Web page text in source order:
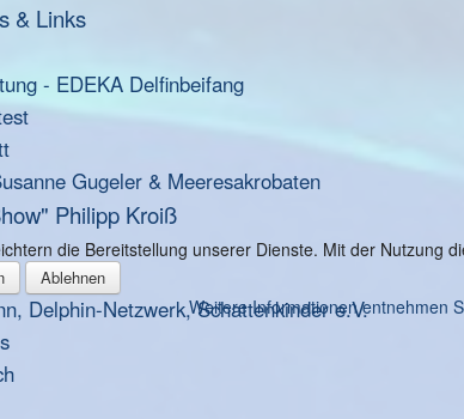
& Links
- EDEKA Delfinbeifang
Gugeler & Meeresakrobaten
Philipp Kroiß
Delphin-Netzwerk, Schattenkinder e.V.
die Bereitstellung unserer Dienste. Mit der Nutzung
Ablehnen
Weitere Informationen entnehmen